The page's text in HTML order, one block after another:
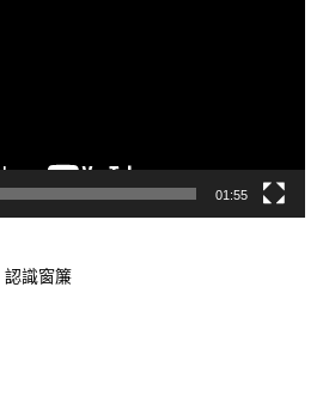
01:55
認識窗簾